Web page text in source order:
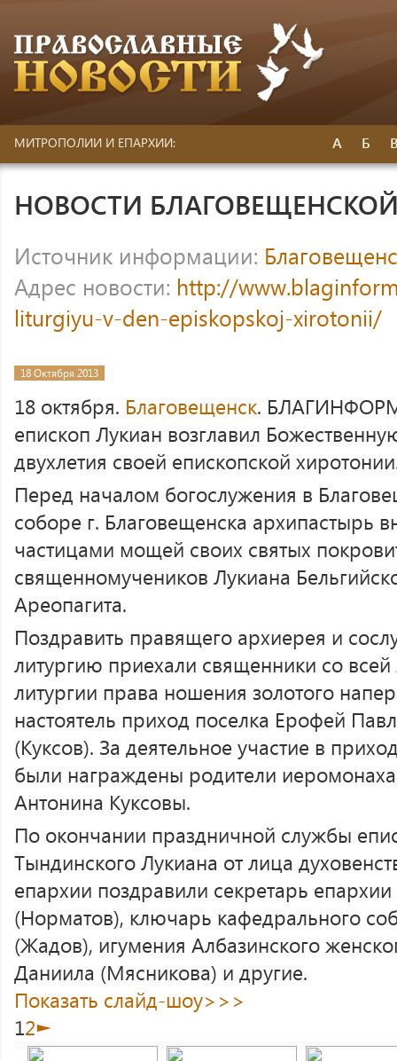
МИТРОПОЛИИ И ЕПАРХИИ: А Б
НОВОСТИ
Источник информации:
Адрес новости: http://
liturgiyu-v-den-episkopskoj-xirotonii/
18 Октября 2013
18 октября. Благовещенск.
епископ Лукиан возглавил
двухлетия своей епископской
Перед началом богослужения в
соборе г. Благовещенска архипастырь
частицами мощей своих святых
священномучеников Лукиана
Ареопагита.
Поздравить правящего архиерея и
литургию приехали священники со
литургии права ношения золотого
настоятель приход поселка Ерофей
(Куксов). За деятельное участие в
были награждены родители
Антонина Куксовы.
По окончании праздничной службы
Тындинского Лукиана от лица
епархии поздравили секретарь
(Норматов), ключарь кафедрального
(Жадов), игумения Албазинского
Даниила (Мясникова) и другие.
Показать слайд-шоу>>>
12►